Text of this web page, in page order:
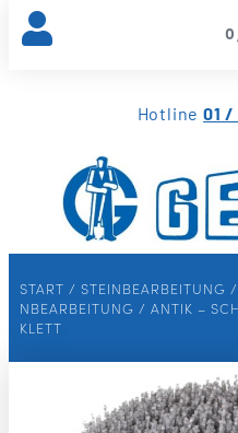
Hotline01 /
START / STEINBEARBEITUNG /
NBEARBEITUNG / ANTIK –
KLETT